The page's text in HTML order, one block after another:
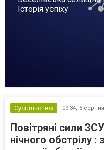
Історія успіху
Суспільство 09:34, 5 серпня
Повітряні сили
нічного обстрілу :